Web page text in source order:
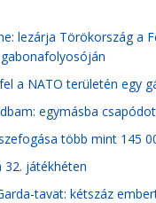
lezárja Törökország
a NATO területén egy
egymásba
több mint 145
32. játékhéten
tavat: kétszáz